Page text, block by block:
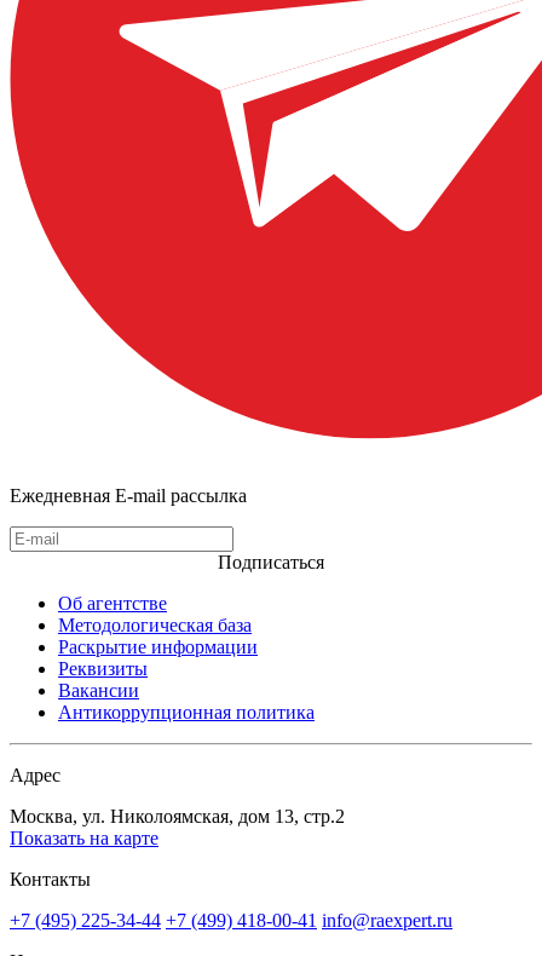
Ежедневная E-mail рассылка
Подписаться
Об агентстве
Методологическая база
Раскрытие информации
Реквизиты
Вакансии
Антикоррупционная политика
Адрес
Москва, ул. Николоямская, дом 13, стр.2
Показать на карте
Контакты
+7 (495) 225-34-44 +7 (499) 418-00-41 info@raexpert.ru